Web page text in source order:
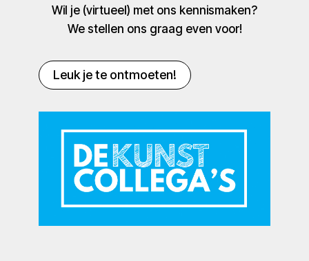
Wil je (virtueel) met ons kennismaken?
We stellen ons graag even voor!
Leuk je te ontmoeten!